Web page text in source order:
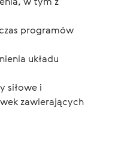
programów
układu
siłowe i
zawierających